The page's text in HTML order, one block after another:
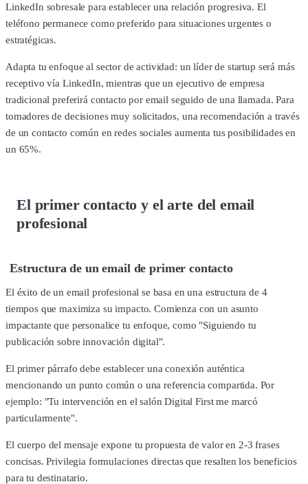
LinkedIn sobresale para establecer una relación progresiva. El
teléfono permanece como preferido para situaciones urgentes o
estratégicas.
Adapta tu enfoque al sector de actividad: un líder de startup será más
receptivo vía LinkedIn, mientras que un ejecutivo de empresa
tradicional preferirá contacto por email seguido de una llamada. Para
tomadores de decisiones muy solicitados, una recomendación a través
de un contacto común en redes sociales aumenta tus posibilidades en
un 65%.
El primer contacto y el arte del email
profesional
Estructura de un email de primer contacto
El éxito de un email profesional se basa en una estructura de 4
tiempos que maximiza su impacto. Comienza con un asunto
impactante que personalice tu enfoque, como "Siguiendo tu
publicación sobre innovación digital".
El primer párrafo debe establecer una conexión auténtica
mencionando un punto común o una referencia compartida. Por
ejemplo: "Tu intervención en el salón Digital First me marcó
particularmente".
El cuerpo del mensaje expone tu propuesta de valor en 2-3 frases
concisas. Privilegia formulaciones directas que resalten los beneficios
para tu destinatario.